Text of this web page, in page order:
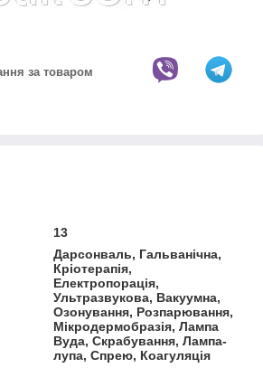
за товаром
13
Дарсонваль, Гальванічна,
Кріотерапія,
Електропорація,
Ультразвукова, Вакуумна,
Озонування, Розпарювання,
Мікродермобразія, Лампа
Вуда, Скрабування, Лампа-
лупа, Спрею, Коагуляція